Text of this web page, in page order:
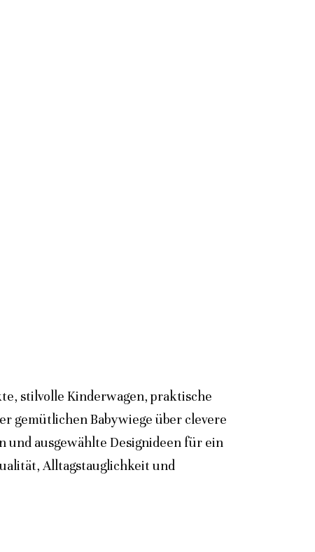
stilvolle Kinderwagen, praktische
gemütlichen Babywiege über clevere
und ausgewählte Designideen für ein
Alltagstauglichkeit und